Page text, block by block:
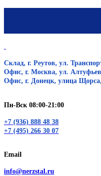
Склад, г. Реутов, ул.
Офис, г. Москва, ул.
Офис, г. Донецк, улица
Пн-Вск 08:00-21:00
+7 (936) 888 48 38
+7 (495) 266 30 07
Email
info@nerzstal.ru